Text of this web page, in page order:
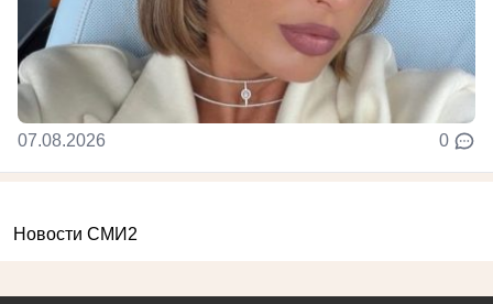
07.08.2026 0
Новости СМИ2